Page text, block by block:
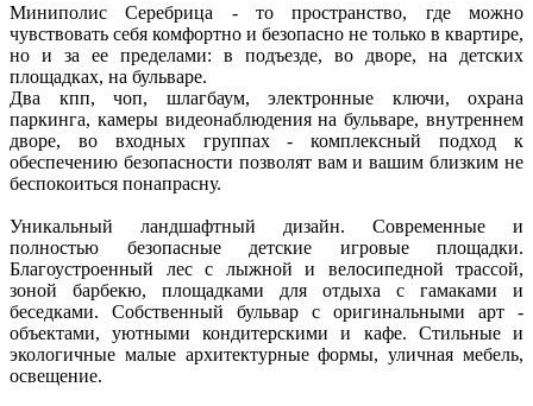
Миниполис Серебрица - то пространство, где можно
чувствовать себя комфортно и безопасно не только в квартире,
но и за ее пределами: в подъезде, во дворе, на детских
площадках, на бульваре.
Два кпп, чоп, шлагбаум, электронные ключи, охрана
паркинга, камеры видеонаблюдения на бульваре, внутреннем
дворе, во входных группах - комплексный подход к
обеспечению безопасности позволят вам и вашим близким не
беспокоиться понапрасну.
Уникальный ландшафтный дизайн. Современные и
полностью безопасные детские игровые площадки.
Благоустроенный лес с лыжной и велосипедной трассой,
зоной барбекю, площадками для отдыха с гамаками и
беседками. Собственный бульвар с оригинальными арт -
объектами, уютными кондитерскими и кафе. Стильные и
экологичные малые архитектурные формы, уличная мебель,
освещение.